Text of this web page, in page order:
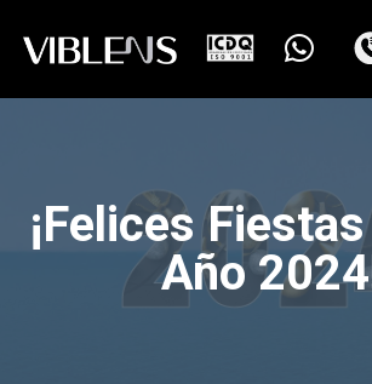
¡Felices
Año